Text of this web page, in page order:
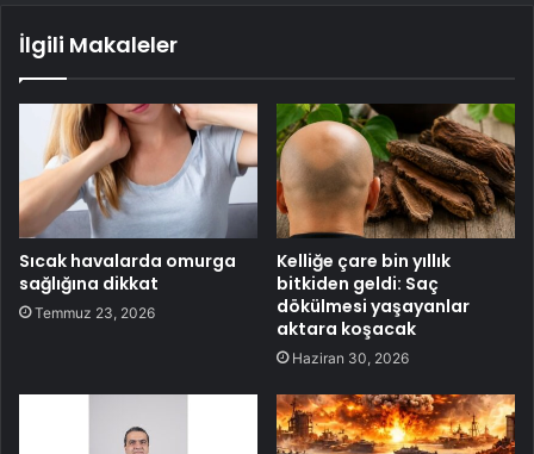
İlgili Makaleler
Sıcak havalarda omurga
sağlığına dikkat
Temmuz 23, 2026
Kelliğe çare bin yıllık
bitkiden geldi: Saç
dökülmesi yaşayanlar
aktara koşacak
Haziran 30, 2026